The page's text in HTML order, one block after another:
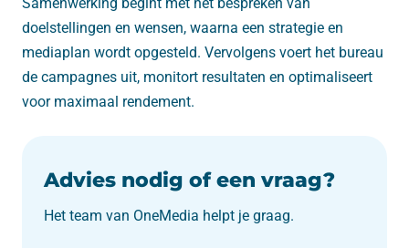
doelstellingen en wensen, waarna een strategie en
mediaplan wordt opgesteld. Vervolgens voert het bureau
de campagnes uit, monitort resultaten en optimaliseert
voor maximaal rendement.
Advies nodig of een vraag?
Het team van OneMedia helpt je graag.